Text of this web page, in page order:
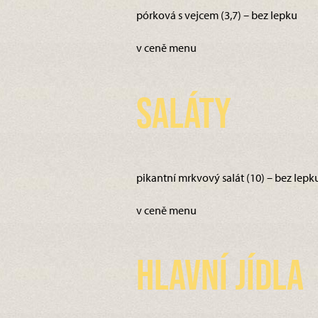
pórková s vejcem (3,7) – bez lepku
v ceně menu
Saláty
pikantní mrkvový salát (10) – bez
v ceně menu
Hlavní jídla